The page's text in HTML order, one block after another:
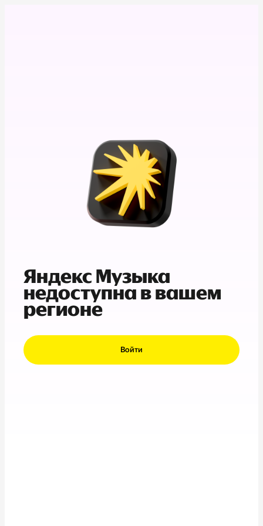
Яндекс Музыка
недоступна в вашем
регионе
Войти